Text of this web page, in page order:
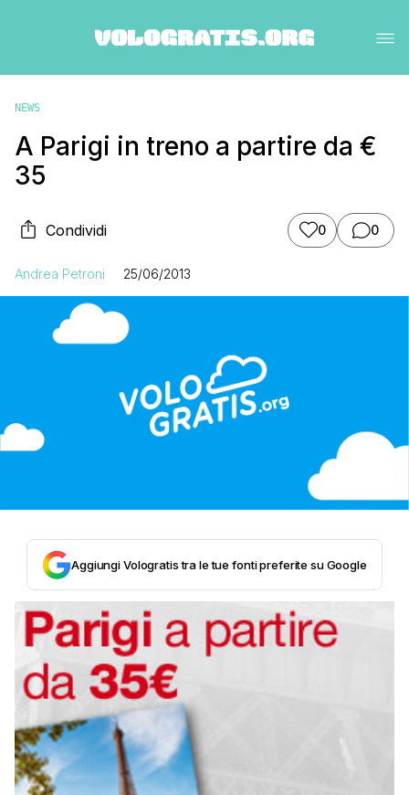
NEWS
A Parigi in treno a partire da €
35
Condividi 0 0
Andrea Petroni 25/06/2013
Aggiungi Vologratis tra le tue fonti preferite su Google